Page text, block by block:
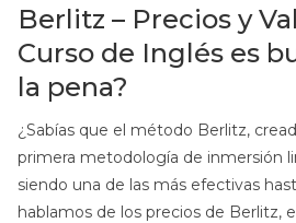
Berlitz – Precios y
Curso de Inglés es
la pena?
¿Sabías que el método Berlitz,
primera metodología de inmersión
siendo una de las más efectivas
hablamos de los precios de Berlitz,